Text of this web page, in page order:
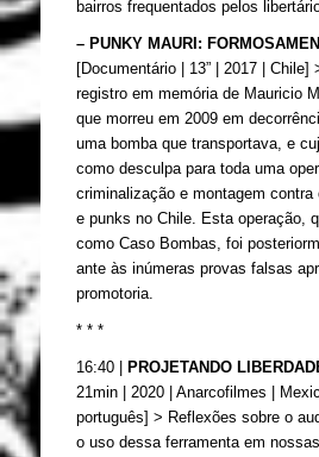
bairros frequentados pelos
[Documentário | 13” | 2017 | Chile]
registro em memória de Mauricio
que morreu em 2009 em
uma bomba que transportava, e
como desculpa para toda uma
criminalização e montagem contra
e punks no Chile. Esta operação,
como Caso Bombas, foi
ante às inúmeras provas falsas
promotoria.
* * *
16:40 | PROJETANDO
21min | 2020 | Anarcofilmes |
português] > Reflexões sobre o
o uso dessa ferramenta em